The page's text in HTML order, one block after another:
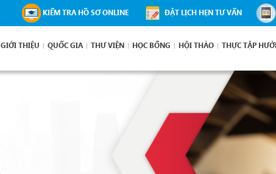
KIỂM TRA HỒ SƠ ONLINE ĐẶT LỊCH HẸN TƯ VẤN
GIỚI THIỆU QUỐC GIA THƯ VIỆN HỌC BỔNG HỘI THẢO THỰC TẬP